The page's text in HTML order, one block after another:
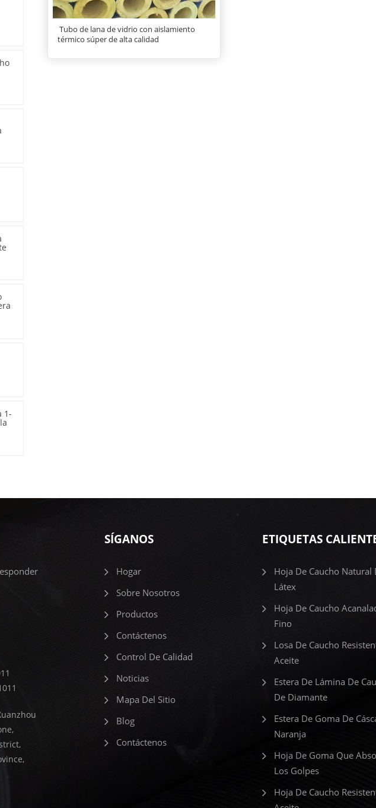
Tubo de lana de vidrio con aislamiento
térmico súper de alta calidad
1-
SÍGANOS
Hogar
Sobre Nosotros
Productos
Contáctenos
Control De Calidad
Noticias
Mapa Del Sitio
Blog
Contáctenos
ETIQUETAS
Hoja De Caucho Natural
Látex
Hoja De Caucho
Fino
Losa De Caucho
Aceite
Estera De Lámina De
De Diamante
Estera De Goma De
Naranja
Hoja De Goma Que
Los Golpes
Hoja De Caucho